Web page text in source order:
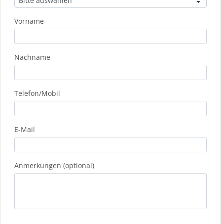
Vorname
Nachname
Telefon/Mobil
E-Mail
Anmerkungen (optional)